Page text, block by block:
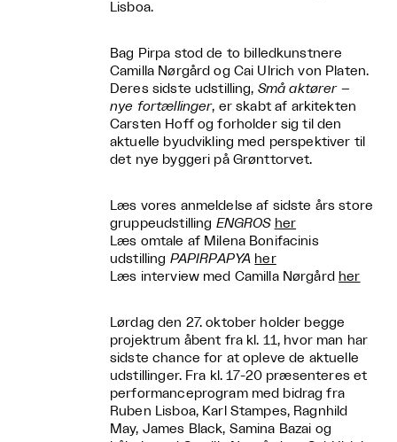
Lisboa.
Bag Pirpa stod de to billedkunstnere
Camilla Nørgård og Cai Ulrich von Platen.
Deres sidste udstilling, Små aktører –
nye fortællinger, er skabt af arkitekten
Carsten Hoff og forholder sig til den
aktuelle byudvikling med perspektiver til
det nye byggeri på Grønttorvet.
Læs vores anmeldelse af sidste års store
gruppeudstilling ENGROS her
Læs omtale af Milena Bonifacinis
udstilling PAPIRPAPYA her
Læs interview med Camilla Nørgård her
Lørdag den 27. oktober holder begge
projektrum åbent fra kl. 11, hvor man har
sidste chance for at opleve de aktuelle
udstillinger. Fra kl. 17-20 præsenteres et
performanceprogram med bidrag fra
Ruben Lisboa, Karl Stampes, Ragnhild
May, James Black, Samina Bazai og